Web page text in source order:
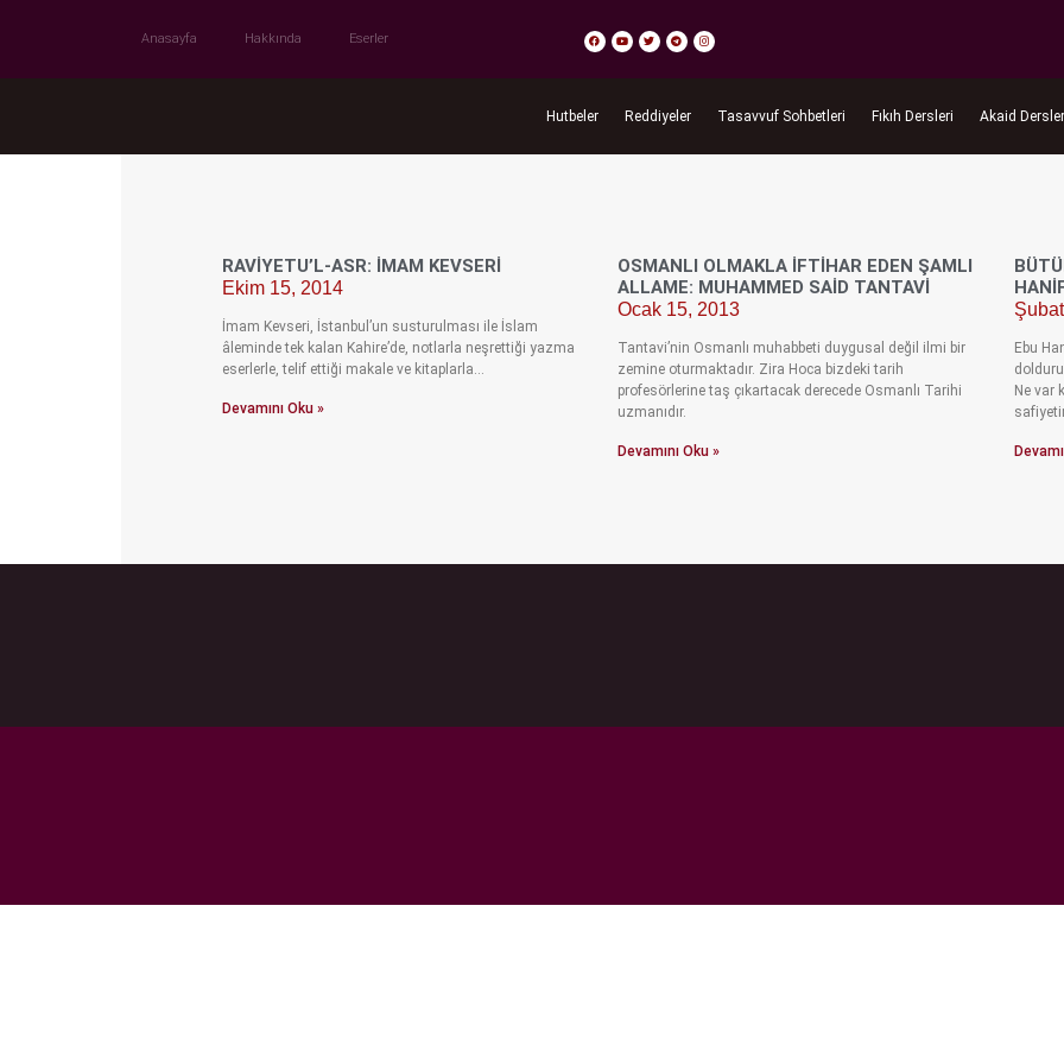
Anasayfa Hakkında Eserler
Hutbeler Reddiyeler Tasavvuf Sohbetleri Fıkıh Dersleri Akaid
RAVIYETU’L-ASR: İMAM KEVSERI
Ekim 15, 2014
İmam Kevseri, İstanbul’un susturulması ile İslam
âleminde tek kalan Kahire’de, notlarla neşrettiği yazma
eserlerle, telif ettiği makale ve kitaplarla…
Devamını Oku »
OSMANLI OLMAKLA İFTIHAR EDEN ŞAMLI
ALLAME: MUHAMMED SAID TANTAVI
Ocak 15, 2013
Tantavi’nin Osmanlı muhabbeti duygusal değil ilmi bir
zemine oturmaktadır. Zira Hoca bizdeki tarih
profesörlerine taş çıkartacak derecede Osmanlı Tarihi
uzmanıdır.
Devamını Oku »
Ebu
Ne var